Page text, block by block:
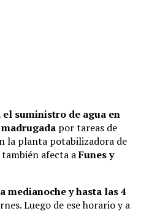
suministro de agua en
por tareas de
la planta potabilizadora de
también afecta aFunes y
medianoche y hasta las 4
Luego de ese horario y a